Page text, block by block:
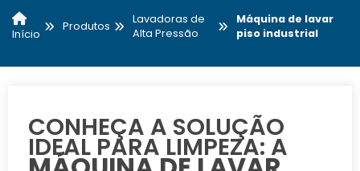
Início
Produtos
Lavadoras de
Alta Pressão
Máquina de lavar
piso industrial
CONHEÇA A SOLUÇÃO
IDEAL PARA LIMPEZA: A